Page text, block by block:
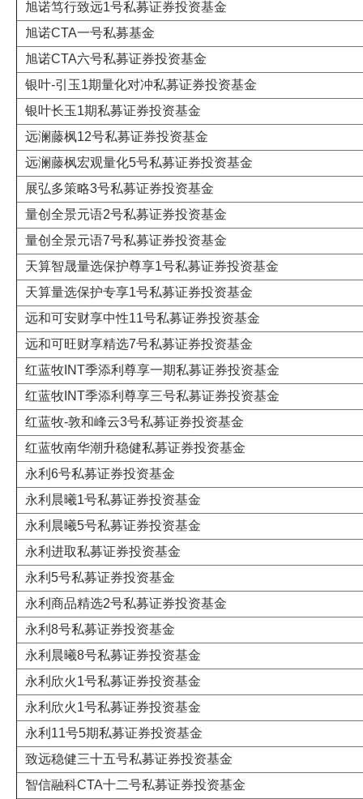
旭诺笃行致远1号私募证券投资基金
旭诺CTA一号私募基金
旭诺CTA六号私募证券投资基金
银叶-引玉1期量化对冲私募证券投资基金
银叶长玉1期私募证券投资基金
远澜藤枫12号私募证券投资基金
远澜藤枫宏观量化5号私募证券投资基金
展弘多策略3号私募证券投资基金
量创全景元语2号私募证券投资基金
量创全景元语7号私募证券投资基金
天算智晟量选保护尊享1号私募证券投资基金
天算量选保护专享1号私募证券投资基金
远和可安财享中性11号私募证券投资基金
远和可旺财享精选7号私募证券投资基金
红蓝牧INT季添利尊享一期私募证券投资基金
红蓝牧INT季添利尊享三号私募证券投资基金
红蓝牧-敦和峰云3号私募证券投资基金
红蓝牧南华潮升稳健私募证券投资基金
永利6号私募证券投资基金
永利晨曦1号私募证券投资基金
永利晨曦5号私募证券投资基金
永利进取私募证券投资基金
永利5号私募证券投资基金
永利商品精选2号私募证券投资基金
永利8号私募证券投资基金
永利晨曦8号私募证券投资基金
永利欣火1号私募证券投资基金
永利欣火1号私募证券投资基金
永利11号5期私募证券投资基金
致远稳健三十五号私募证券投资基金
智信融科CTA十二号私募证券投资基金